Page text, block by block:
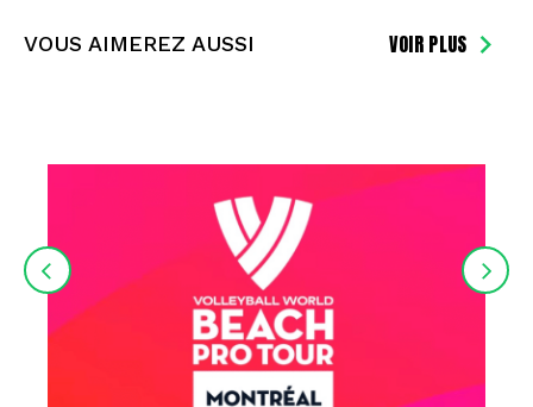
VOUS AIMEREZ AUSSI VOIR PLUS